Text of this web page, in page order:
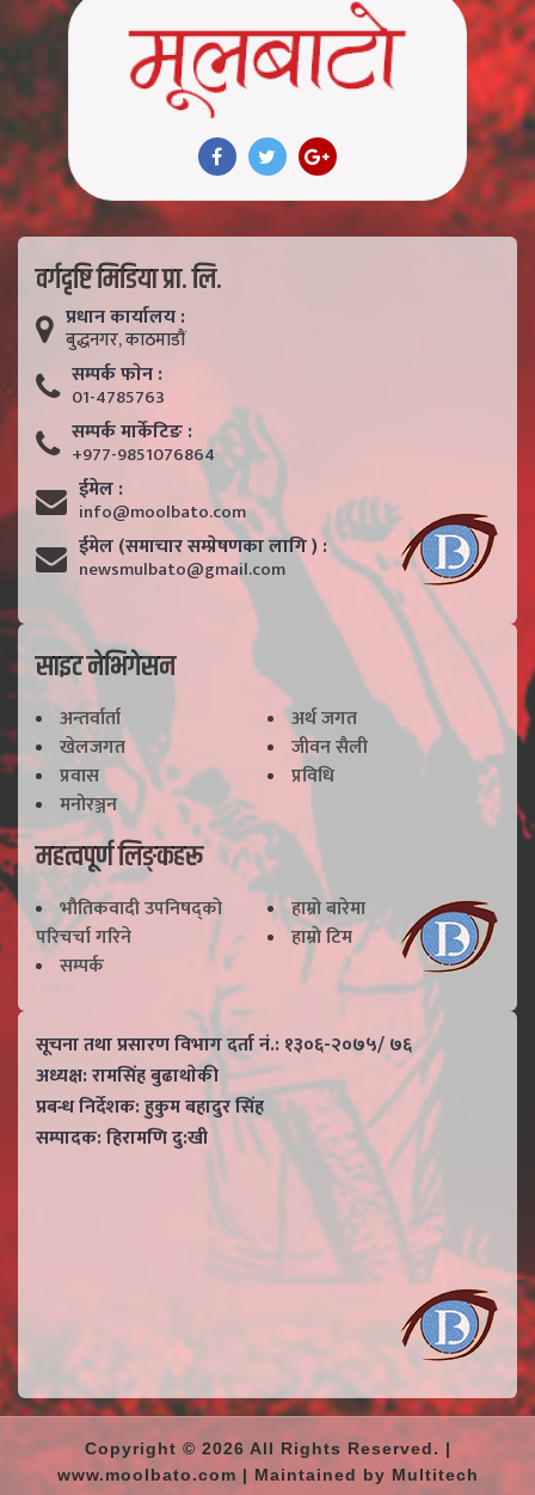
वर्गदृष्टि मिडिया प्रा. लि.
प्रधान कार्यालय :
बुद्धनगर, काठमाडाैं
सम्पर्क फाेन :
01-4785763
सम्पर्क मार्केटिङ :
+977-9851076864
ईमेल :
info@moolbato.com
ईमेल (समाचार सम्प्रेषणका लागि ) :
newsmulbato@gmail.com
साइट नेभिगेसन
अन्तर्वार्ता
अर्थ जगत
खेलजगत
जीवन सैली
प्रवास
प्रविधि
मनोरञ्जन
महत्वपूर्ण लिङ्कहरू
भाैतिकवादी उपनिषद्काे
परिचर्चा गरिने
हाम्राे बारेमा
हाम्राे टिम
सम्पर्क
सूचना तथा प्रसारण विभाग दर्ता नं.: १३०६-२०७५/ ७६
अध्यक्ष: रामसिंह बुढाथाेकी
प्रबन्ध निर्देशक: हुकुम बहादुर सिंह
सम्पादक: हिरामणि दु:खी
Copyright © 2026 All Rights Reserved. |
www.moolbato.com | Maintained by Multitech